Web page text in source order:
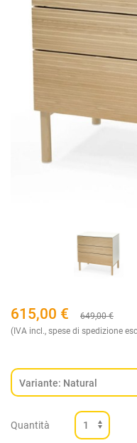
615,00 € 649,00€
(IVA incl., spese di spedizione
Quantità